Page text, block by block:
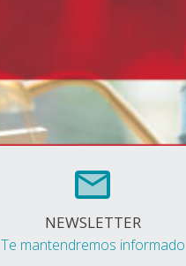
NEWSLETTER
Te mantendremos informado